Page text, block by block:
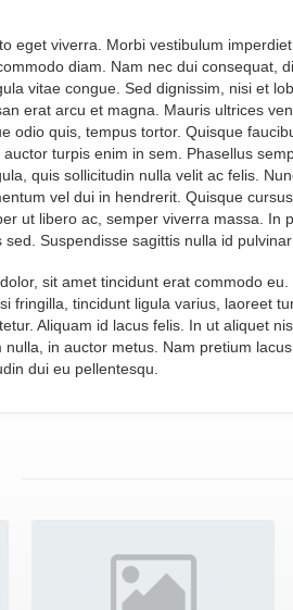
eget viverra. Morbi vestibulum
diam. Nam nec dui consequat,
vitae congue. Sed dignissim, nisi et
erat arcu et magna. Mauris ultrices
odio quis, tempus tortor. Quisque
turpis enim in sem. Phasellus
quis sollicitudin nulla velit ac felis.
vel dui in hendrerit. Quisque
ut libero ac, semper viverra massa. In
Suspendisse sagittis nulla id pulvinar
sit amet tincidunt erat commodo
fringilla, tincidunt ligula varius, laoreet
Aliquam id lacus felis. In ut aliquet
in auctor metus. Nam pretium
dui eu pellentesqu.